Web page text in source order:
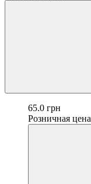
65.0 грн
Розничная цена